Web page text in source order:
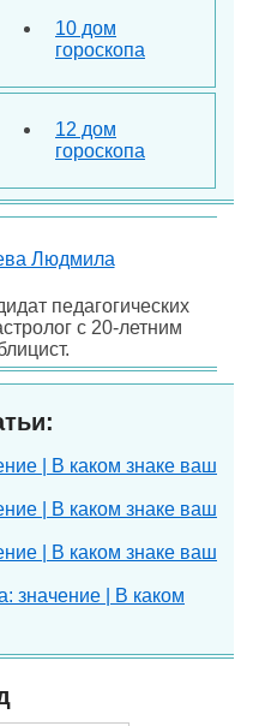
10 дом
гороскопа
12 дом
гороскопа
Людмила
педагогических
с 20-летним
| В каком знаке ваш
| В каком знаке ваш
| В каком знаке ваш
значение | В каком